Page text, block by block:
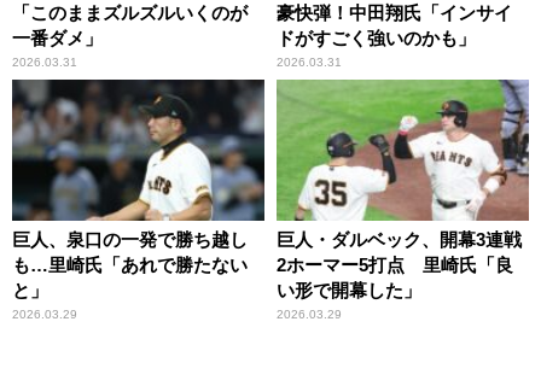
「このままズルズルいくのが
一番ダメ」
2026.03.31
豪快弾！中田翔氏「インサイ
ドがすごく強いのかも」
2026.03.31
巨人、泉口の一発で勝ち越し
も…里崎氏「あれで勝たない
と」
2026.03.29
巨人・ダルベック、開幕3連戦
2ホーマー5打点 里崎氏「良
い形で開幕した」
2026.03.29